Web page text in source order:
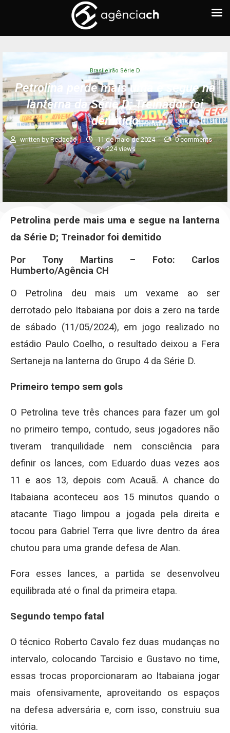
Brasileirão Série D
Petrolina perde mais uma e segue na
lanterna da Série D; Treinador foi
demitido
written by Redação 11 de maio de 2024
0 comments
224views
Petrolina perde mais uma e segue na lanterna
da Série D; Treinador foi demitido
Por Tony Martins – Foto: Carlos
Humberto/Agência CH
O Petrolina deu mais um vexame ao ser
derrotado pelo Itabaiana por dois a zero na tarde
de sábado (11/05/2024), em jogo realizado no
estádio Paulo Coelho, o resultado deixou a Fera
Sertaneja na lanterna do Grupo 4 da Série D.
Primeiro tempo sem gols
O Petrolina teve três chances para fazer um gol
no primeiro tempo, contudo, seus jogadores não
tiveram tranquilidade nem consciência para
definir os lances, com Eduardo duas vezes aos
11 e aos 13, depois com Acauã. A chance do
Itabaiana aconteceu aos 15 minutos quando o
atacante Tiago limpou a jogada pela direita e
tocou para Gabriel Terra que livre dentro da área
chutou para uma grande defesa de Alan.
Fora esses lances, a partida se desenvolveu
equilibrada até o final da primeira etapa.
Segundo tempo fatal
O técnico Roberto Cavalo fez duas mudanças no
intervalo, colocando Tarcisio e Gustavo no time,
essas trocas proporcionaram ao Itabaiana jogar
mais ofensivamente, aproveitando os espaços
na defesa adversária e, com isso, construiu sua
vitória.